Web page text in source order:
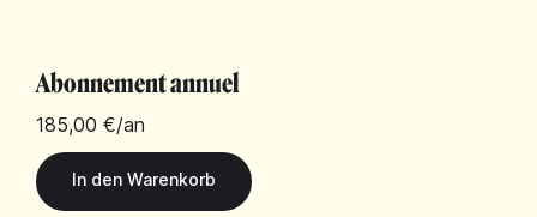
Abonnement annuel
185,00 €/an